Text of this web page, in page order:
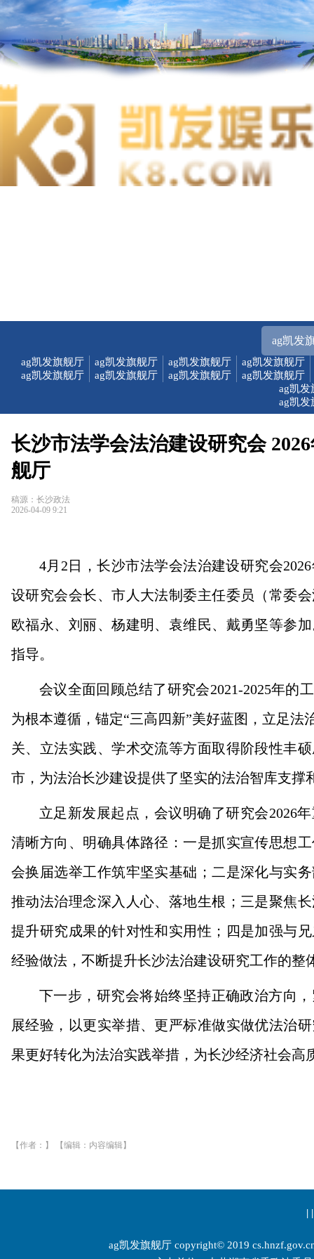
ag凯发
ag凯发旗舰厅
ag凯发旗舰厅
ag凯发旗舰厅
ag凯发旗舰厅
ag凯发旗舰厅
ag凯发旗舰厅
ag凯发旗舰厅
ag凯发旗舰厅
ag凯发
ag凯发
长沙市法学会法治建设研究会
舰厅
稿源：长沙政法
2026-04-09 9:21
4月2日，长沙市法学会法治建设研究会
设研究会会长、市人大法制委主任委员（常委
欧福永、刘丽、杨建明、袁维民、戴勇坚等参
指导。
会议全面回顾总结了研究会2021-2025年的
为根本遵循，锚定“三高四新”美好蓝图，立足
关、立法实践、学术交流等方面取得阶段性丰
市，为法治长沙建设提供了坚实的法治智库支撑
立足新发展起点，会议明确了研究会2026
清晰方向、明确具体路径：一是抓实宣传思想
会换届选举工作筑牢坚实基础；二是深化与实
推动法治理念深入人心、落地生根；三是聚焦
提升研究成果的针对性和实用性；四是加强与
经验做法，不断提升长沙法治建设研究工作的整
下一步，研究会将始终坚持正确政治方向
展经验，以更实举措、更严标准做实做优法治
果更好转化为法治实践举措，为长沙经济社会高
【作者：】 【编辑：内容编辑】
|
ag凯发旗舰厅 copyright© 2019